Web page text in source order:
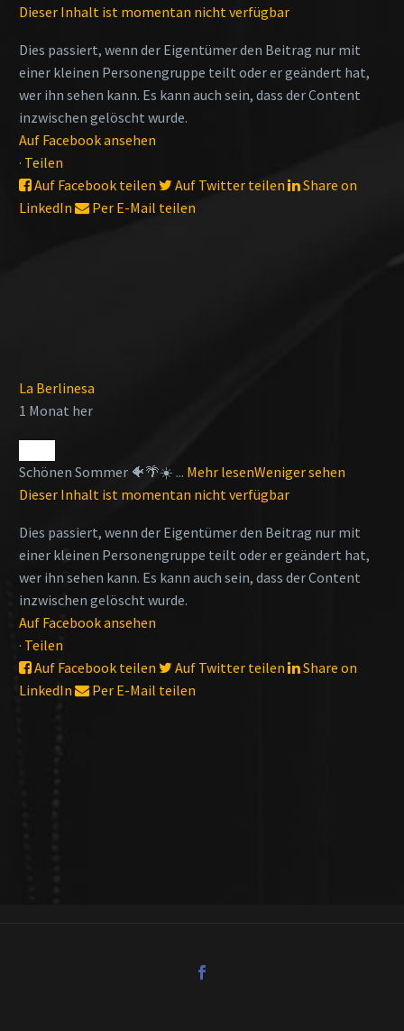
Dieser Inhalt ist momentan nicht verfügbar
Dies passiert, wenn der Eigentümer den Beitrag nur mit
einer kleinen Personengruppe teilt oder er geändert hat,
wer ihn sehen kann. Es kann auch sein, dass der Content
inzwischen gelöscht wurde.
Auf Facebook ansehen
· Teilen
Auf Facebook teilen
Auf Twitter teilen
Share on
LinkedIn
Per E-Mail teilen
La Berlinesa
1 Monat her
Schönen Sommer 🐠🌴☀️ ... Mehr lesenWeniger sehen
Dieser Inhalt ist momentan nicht verfügbar
Dies passiert, wenn der Eigentümer den Beitrag nur mit
einer kleinen Personengruppe teilt oder er geändert hat,
wer ihn sehen kann. Es kann auch sein, dass der Content
inzwischen gelöscht wurde.
Auf Facebook ansehen
· Teilen
Auf Facebook teilen
Auf Twitter teilen
Share on
LinkedIn
Per E-Mail teilen